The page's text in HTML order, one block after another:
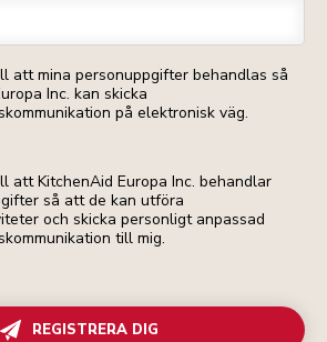
att mina personuppgifter behandlas så
Inc. kan skicka
på elektronisk väg.
att KitchenAid Europa Inc. behandlar
så att de kan utföra
och skicka personligt anpassad
till mig.
REGISTRERA DIG